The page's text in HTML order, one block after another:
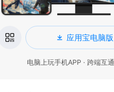
应用宝电脑版
电脑上玩手机APP · 跨端互通